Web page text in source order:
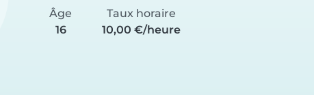
Âge
16
Taux horaire
10,00 €/heure